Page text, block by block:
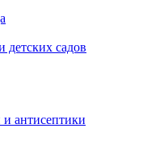
садов
антисептики